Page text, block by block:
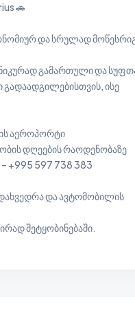
🚗
და სრულად
გამართული და
ისე
აეროპორტი
დღეების რაოდენობაზე
– +995 597 738 383
და ავტომობილის
შეტყობინებაში.